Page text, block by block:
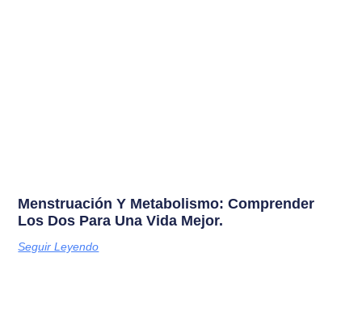
Menstruación Y Metabolismo: Comprender
Los Dos Para Una Vida Mejor.
Seguir Leyendo